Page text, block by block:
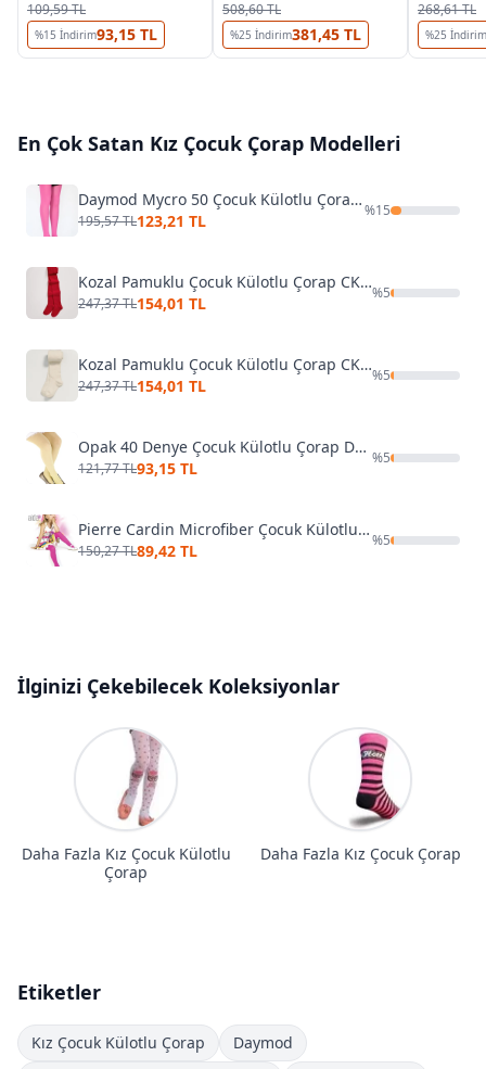
109,59 TL
%15 İndirim93,15 TL
508,60 TL
%25 İndirim381,45 TL
268,61 TL
%25 İndirim
En Çok Satan Kız Çocuk Çorap Modelleri
Daymod Mycro 50 Çocuk Külotlu Çorap D2112001
195,57 TL123,21 TL
%15
Kozal Pamuklu Çocuk Külotlu Çorap CKOZ01442
247,37 TL154,01 TL
%5
Kozal Pamuklu Çocuk Külotlu Çorap CKOZ01442 Kırmızı
247,37 TL154,01 TL
%5
Opak 40 Denye Çocuk Külotlu Çorap Dore 10678
121,77 TL93,15 TL
%5
Pierre Cardin Microfiber Çocuk Külotlu Çorap Aida
150,27 TL89,42 TL
%5
İlginizi Çekebilecek Koleksiyonlar
Daha Fazla Kız Çocuk Külotlu
Çorap
Daha Fazla Kız Çocuk Çorap
Etiketler
Kız Çocuk Külotlu Çorap
Daymod